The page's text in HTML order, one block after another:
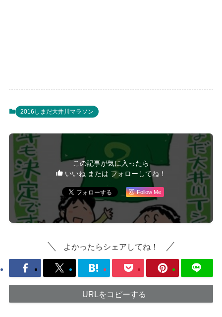
2016しまだ大井川マラソン
この記事が気に入ったら
いいね または フォローしてね！
Follow Me
よかったらシェアしてね！
URLをコピーする